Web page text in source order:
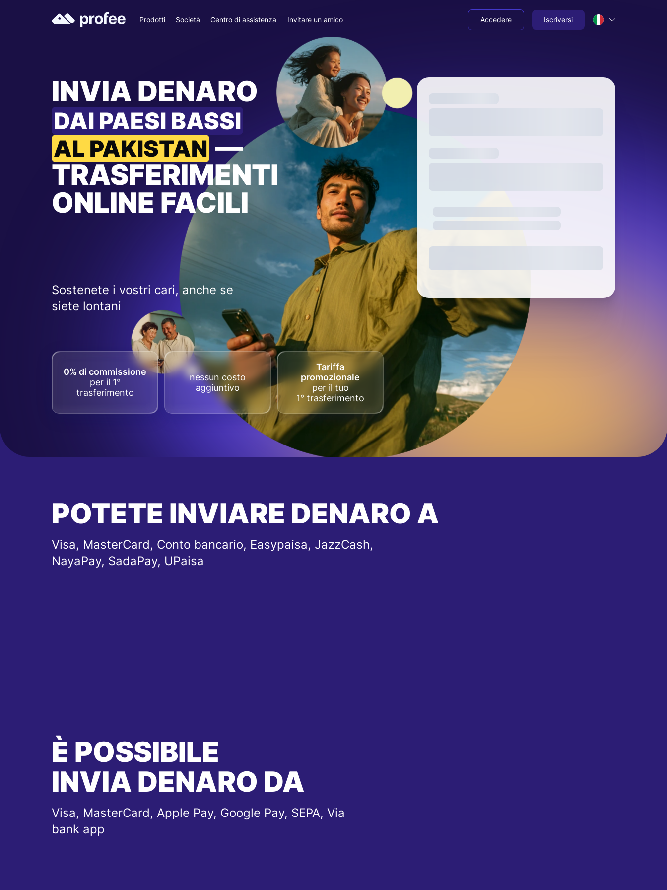
Prodotti Società Centro di assistenza Invitare un amico Accedere Iscriversi
INVIA DENARO
DAI PAESI BASSI
AL PAKISTAN —
TRASFERIMENTI
ONLINE FACILI
Sostenete i vostri cari, anche se
siete lontani
0% di commissione
per il 1°
trasferimento
nessun costo
aggiuntivo
Tariffa
promozionale
per il tuo
1° trasferimento
POTETE INVIARE DENARO A
Visa, MasterCard, Conto bancario, Easypaisa, JazzCash,
NayaPay, SadaPay, UPaisa
È POSSIBILE
INVIA DENARO DA
Visa, MasterCard, Apple Pay, Google Pay, SEPA, Via
bank app